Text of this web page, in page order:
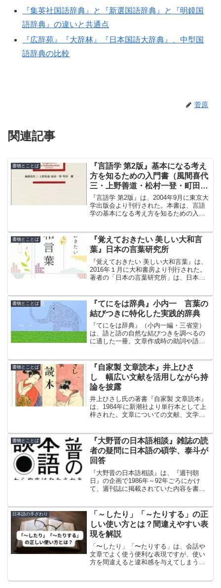
『集英社国語辞典』と『新選国語辞典』と『明鏡国
語辞典』の違いと共通点
『広辞苑』『大辞林』『日本国語大辞典』、中型国
語辞典の比較
菅原
関連記事
書物とことば
『言語学 第2版』基本になる考え
方を知るための入門書（風間喜代
三・上野善道・松村一登・町田
健）
『言語学 第2版』は、2004年9月に東京大
学出版会より刊行された。本書は、言語
学の基本になる考え方を知るための入門
町田健・上野善道氏の4名。
書物とことば
『覚えておきたい 美しい大和言
葉』日本の言葉研究所
『覚えておきたい 美しい大和言葉』は、
2016年１月に大和書房より刊行された。
著者の「日本の言葉研究所」は、日本語
書物とことば
『てにをは辞典』小内一 言葉の
結びつきに特化した実践的辞典
『てにをは辞典』（小内一編・三省堂）
は、語と語の自然な結びつきを調べるの
に適した一冊。文章作成時の助詞や語法
書物とことば
『自家製 文章読本』井上ひさ
し 幅広い文献を活用しながら持
論を披露
井上ひさし氏の著書『自家製 文章読本』
は、1984年に新潮社より単行本として上
梓された。文章についての文献、文学作
露した一冊を徹底解説。
書物とことば
『大野晋の日本語相談』雑誌の読
者の疑問に日本語の碩学、泰斗が
回答
『大野晋の日本語相談』は、『週刊朝
日』の企画で1986年～92年ごろにかけ
て、週刊誌に掲載されていた内容を書籍
野晋氏が回答。
日本語の手ざわり
「～したり」「～たりする」の正
しい使い方とは？間違えやすい表
現を解説
「〜したり」「〜たりする」は、会話や
文章でよく使う便利な表現ですが、使い
方を間違えると違和感を与えてしまうこ